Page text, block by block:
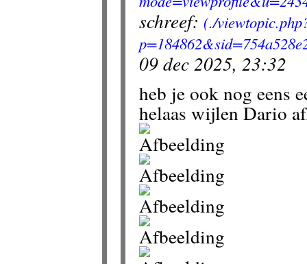
schreef:
09 dec 2025, 23:32
heb je ook nog eens
helaas wijlen Dario